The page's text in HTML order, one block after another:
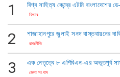
1 বিশ্ব সাহিত্য কেন্দ্রে এটমি বাংলাদেশের
ফিচার
2 শাজাহানপুরে জুলাই সনদ বাস্তবায়নের
রাজনীতি
3 এক নেতৃত্বে ​৮ এপিবিএন-এর অভূতপূর্ব
জেলা সংবাদ